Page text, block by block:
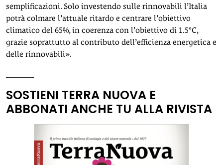
semplificazioni. Solo investendo sulle rinnovabili l’Italia
potrà colmare l’attuale ritardo e centrare l’obiettivo
climatico del 65%, in coerenza con l’obiettivo di 1.5°C,
grazie soprattutto al contributo dell’efficienza energetica e
delle rinnovabili».
SOSTIENI TERRA NUOVA E
ABBONATI ANCHE TU ALLA RIVISTA